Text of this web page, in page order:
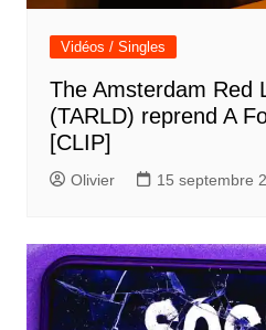
Vidéos / Singles
The Amsterdam Red
(TARLD) reprend A
[CLIP]
Olivier 15 septembre